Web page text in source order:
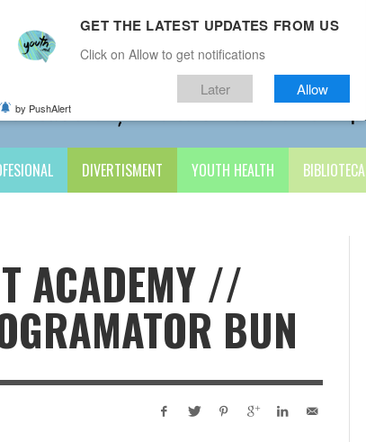
ȘI CONDIȚII CONTACTE
DIVERTISMENT YOUTH HEALTH BIBLIOTECA
ACADEMY //
BUN
GET THE LATEST UPDATES FROM US
Click on Allow to get notifications
Later Allow
by PushAlert